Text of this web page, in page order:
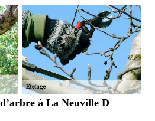
à La Neuville D